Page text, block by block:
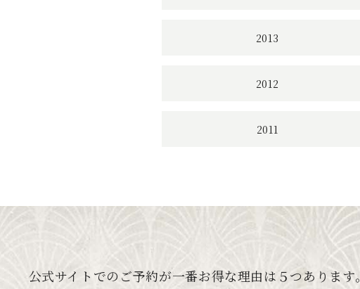
2013
2012
2011
公式サイトでのご予約が一番お得な理由は５つあります。